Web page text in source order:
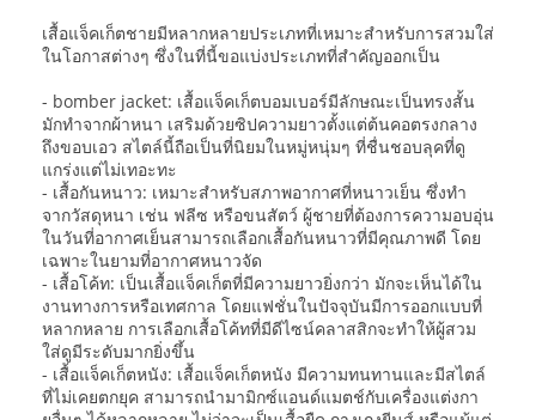
เสื้อแจ็คเก็ตชายมีหลากหลายประเภทที่เหมาะสำหรับการสวมใส่
ในโอกาสต่างๆ ซึ่งในที่นี้ขอแบ่งประเภทที่สำคัญออกเป็น
- bomber jacket: เสื้อแจ็คเก็ตบอมเบอร์มีลักษณะเป็นทรงสั้น
มักทำจากผ้าหนา เสริมด้วยซิปความยาวตั้งแต่ต้นคอตรงกลาง
ถึงขอบเอว สไตล์นี้ถือเป็นที่นิยมในหมู่หนุ่มๆ ที่ชื่นชอบลุคที่ดู
แกร่งแต่ไม่เทอะทะ
- เสื้อกันหนาว: เหมาะสำหรับสภาพอากาศที่หนาวเย็น ซึ่งทำ
จากวัสดุหนา เช่น ฟลีซ หรือขนสัตว์ ผู้ชายที่ต้องการความอบอุ่น
ในวันที่อากาศเย็นสามารถเลือกเสื้อกันหนาวที่มีคุณภาพดี โดย
เฉพาะในยามที่อากาศหนาวจัด
- เสื้อโค้ท: เป็นเสื้อแจ็คเก็ตที่มีความยาวยิ่งกว่า มักจะเห็นได้ใน
งานทางการหรือเทศกาล โดยแฟชั่นในปัจจุบันมีการออกแบบที่
หลากหลาย การเลือกเสื้อโค้ทที่มีดีไซน์คลาสสิกจะทำให้ผู้สวม
ใส่ดูมีระดับมากยิ่งขึ้น
- เสื้อแจ็คเก็ตหนัง: เสื้อแจ็คเก็ตหนัง มีความทนทานและมีสไตล์
ที่ไม่เคยตกยุค สามารถนำมามิกซ์แอนด์แมตช์กับเครื่องแต่งกา